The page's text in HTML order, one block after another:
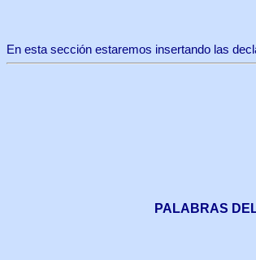
En esta sección estaremos insertando las
PALABRAS